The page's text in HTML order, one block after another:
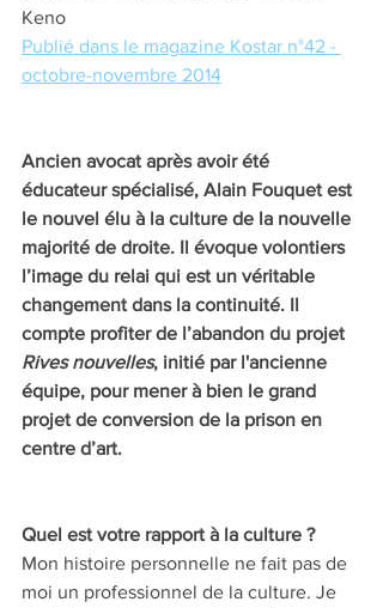
Keno
Publié dans le magazine Kostar n°42 -
octobre-novembre 2014
Ancien avocat après avoir été
éducateur spécialisé, Alain Fouquet est
le nouvel élu à la culture de la nouvelle
majorité de droite. Il évoque volontiers
l’image du relai qui est un véritable
changement dans la continuité. Il
compte profiter de l’abandon du projet
Rives nouvelles, initié par l'ancienne
équipe, pour mener à bien le grand
projet de conversion de la prison en
centre d’art.
Quel est votre rapport à la culture ?
Mon histoire personnelle ne fait pas de
moi un professionnel de la culture. Je